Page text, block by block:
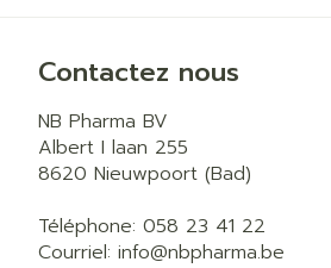
Contactez nous
NB Pharma BV
Albert I laan 255
8620 Nieuwpoort (Bad)
Téléphone: 058 23 41 22
Courriel: info@nbpharma.be